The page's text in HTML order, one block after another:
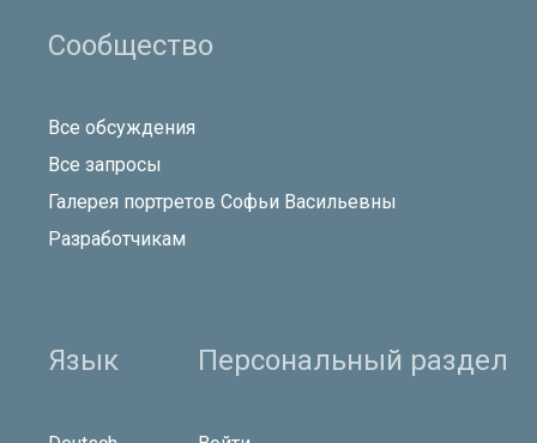
Сообщество
Все обсуждения
Все запросы
Галерея портретов Софьи Васильевны
Разработчикам
Язык Персональный раздел